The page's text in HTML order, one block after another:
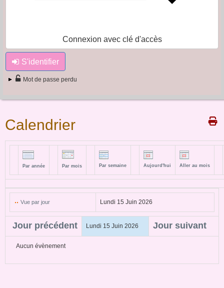
Connexion avec clé d'accès
S'identifier
Mot de passe perdu
Calendrier
Par année Par mois Par semaine Aujourd'hui Aller au mois
Vue par jour Lundi 15 Juin 2026
Jour précédent Lundi 15 Juin 2026 Jour suivant
Aucun évènement